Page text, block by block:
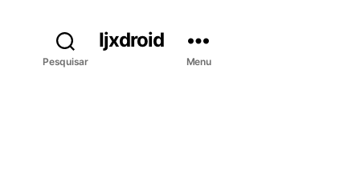
Pesquisar
Ijxdroid
Menu